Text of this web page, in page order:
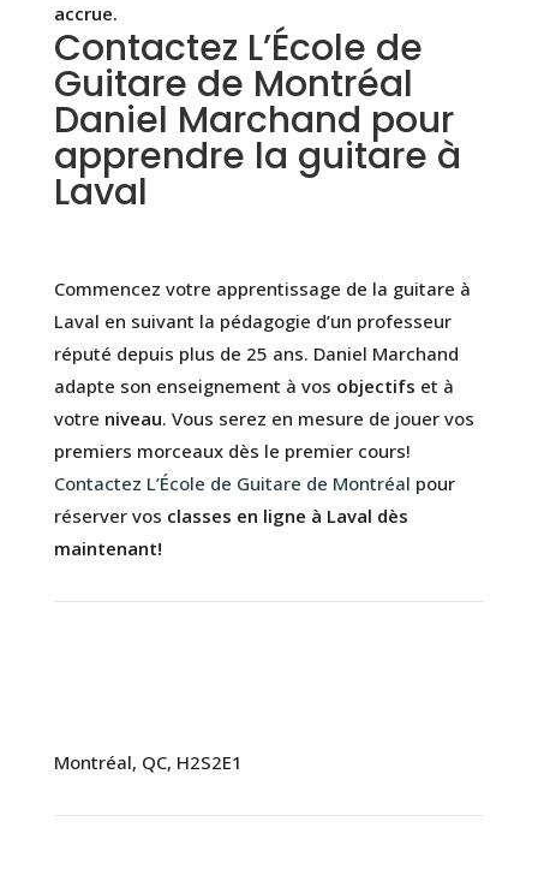
accrue.
Contactez L’École de
Guitare de Montréal
Daniel Marchand pour
apprendre la guitare à
Laval
Commencez votre apprentissage de la guitare à
Laval en suivant la pédagogie d’un professeur
réputé depuis plus de 25 ans. Daniel Marchand
adapte son enseignement à vos objectifs et à
votre niveau. Vous serez en mesure de jouer vos
premiers morceaux dès le premier cours!
Contactez L’École de Guitare de Montréal pour
réserver vos classes en ligne à Laval dès
maintenant!
Montréal, QC, H2S2E1